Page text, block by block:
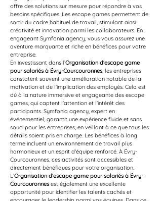
offre des solutions sur mesure pour répondre à vos
besoins spécifiques. Les escape games permettent de
sortir du cadre habituel de travail, stimulant ainsi
créativité et innovation parmi les collaborateurs. En
engageant Symfonia agency, vous vous assurez une
aventure marquante et riche en bénéfices pour votre
entreprise.
En investissant dans l’Organisation d'escape game
pour salariés à Évry-Courcouronnes, les entreprises
constatent souvent une amélioration notable de la
motivation et de l'implication des employés. Cela est
dû à la nature immersive et engageante des escape
games, qui captent l'attention et l'intérêt des
participants. Symfonia agency, expert en
événementiel, garantit une expérience fluide et sans
souci pour les entreprises, en veillant à ce que tous les
détails soient pris en charge. Les bénéfices à long
terme incluent un environnement de travail plus
harmonieux et un esprit d'équipe renforcé. À Évry-
Courcouronnes, ces activités sont accessibles et
directement bénéfiques pour votre organisation.
L’Organisation d'escape game pour salariés à Évry-
Courcouronnes est également une excellente
opportunité pour identifier les talents cachés et